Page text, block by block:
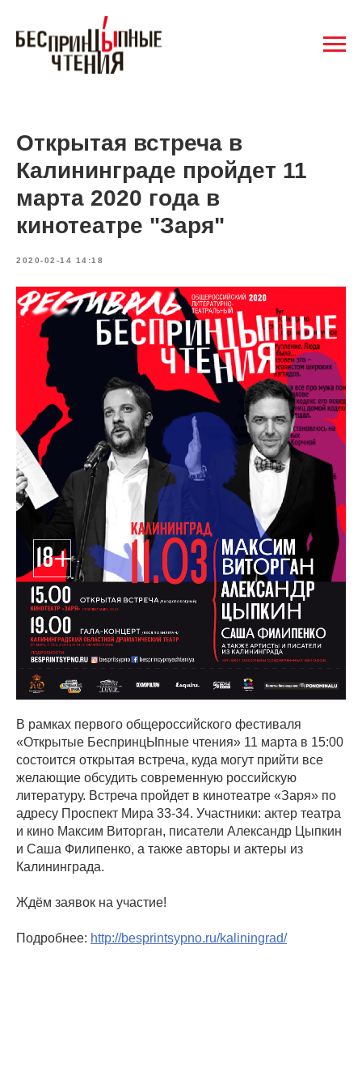
Открытая встреча в
Калининграде пройдет 11
марта 2020 года в
кинотеатре "Заря"
2020-02-14 14:18
В рамках первого общероссийского фестиваля
«Открытые БеспринцЫпные чтения» 11 марта в 15:00
состоится открытая встреча, куда могут прийти все
желающие обсудить современную российскую
литературу. Встреча пройдет в кинотеатре «Заря» по
адресу Проспект Мира 33-34. Участники: актер театра
и кино Максим Виторган, писатели Александр Цыпкин
и Саша Филипенко, а также авторы и актеры из
Калининграда.
Ждём заявок на участие!
Подробнее: http://besprintsypno.ru/kaliningrad/